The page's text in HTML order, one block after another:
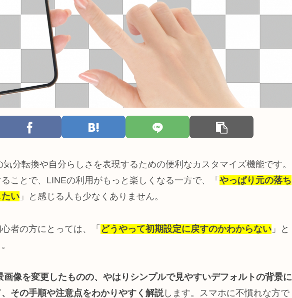
分転換や自分らしさを表現するための便利なカスタマイズ機能です。
ことで、LINEの利用がもっと楽しくなる一方で、「 やっぱり元の落ち
い 」と感じる人も少なくありません。
者の方にとっては、「 どうやって初期設定に戻すのかわからない 」と
画像を変更したものの、やはりシンプルで見やすいデフォルトの背景に
その手順や注意点をわかりやすく解説します。スマホに不慣れな方で